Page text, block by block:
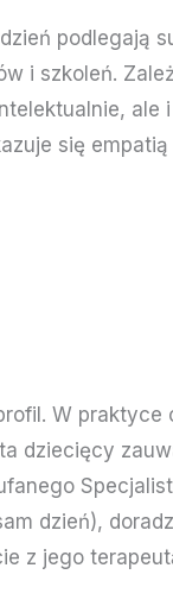
i szkoleń.
się
W
dziecięcy
dzień),
z jego